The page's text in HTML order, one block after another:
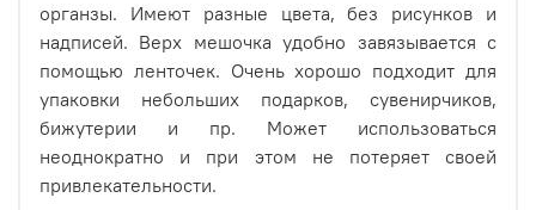
органзы. Имеют разные цвета, без рисунков и
надписей. Верх мешочка удобно завязывается с
помощью ленточек. Очень хорошо подходит для
упаковки небольших подарков, сувенирчиков,
бижутерии и пр. Может использоваться
неоднократно и при этом не потеряет своей
привлекательности.